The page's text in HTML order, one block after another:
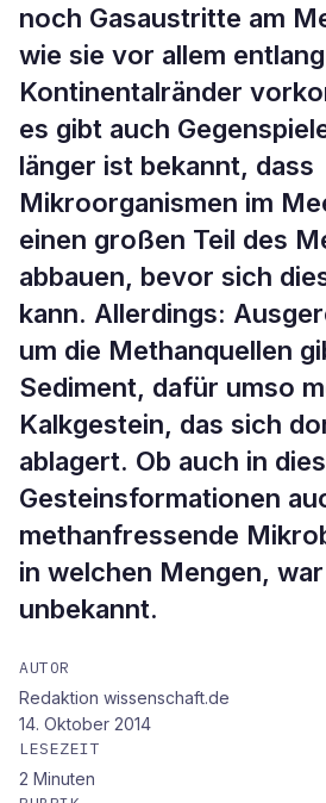
noch Gasaustritte am
wie sie vor allem
Kontinentalränder
es gibt auch
länger ist bekannt, dass
Mikroorganismen im
einen großen Teil des
abbauen, bevor sich
kann. Allerdings:
um die Methanquellen
Sediment, dafür umso
Kalkgestein, das sich
ablagert. Ob auch in
Gesteinsformationen
methanfressende
in welchen Mengen,
unbekannt.
AUTOR
Redaktion wissenschaft.de
14. Oktober 2014
LESEZEIT
2 Minuten